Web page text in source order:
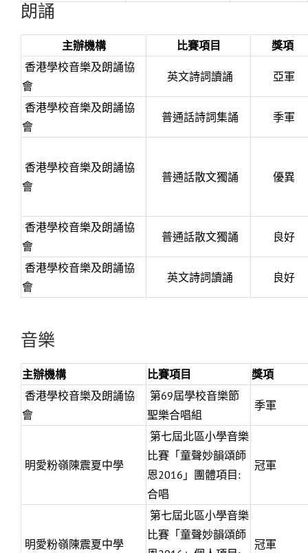
朗誦
主辦機構 比賽項目
獎項
香港學校音樂及朗誦協
會
英文詩詞讀誦 亞軍
香港學校音樂及朗誦協
會
普通話詩詞集誦 季軍
香港學校音樂及朗誦協
會
普通話散文獨誦 優異
香港學校音樂及朗誦協
會
普通話散文獨誦 良好
香港學校音樂及朗誦協
會
英文詩詞讀誦 良好
音樂
主辦機構 比賽項目
獎項
香港學校音樂及朗誦協
會
第69屆學校音樂節
聖樂合唱組
季軍
明愛粉嶺陳震夏中學
第七屆北區小學音樂
比賽「童聲妙韻頌師
恩2016」團體項目:
合唱
冠軍
明愛粉嶺陳震夏中學
第七屆北區小學音樂
比賽「童聲妙韻頌師
冠軍